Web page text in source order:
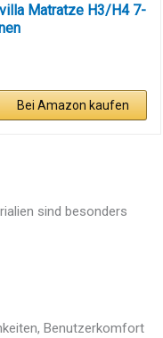
Matratze H3/H4 7-
Bei Amazon kaufen
sind besonders
Benutzerkomfort